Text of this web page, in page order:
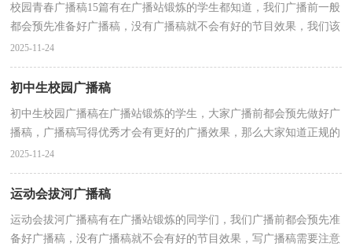
校园青春广播稿15篇有在广播站锻炼的学生都知道，我们广播前一般
都会预先准备好广播稿，没有广播稿就不会有好的节目效果，我们该
怎么去写广播稿呢？下面是小编整理的校园青春广播稿...
2025-11-24
初中生校园广播稿
初中生校园广播稿在广播站锻炼的学生，大家广播前都会预先做好广
播稿，广播稿写得优秀才会有更好的广播效果，那么大家知道正规的
广播稿怎么写吗？以下是小编精心整理的初中生校园广...
2025-11-24
运动会拔河广播稿
运动会拔河广播稿有在广播站锻炼的同学们，我们广播前都会预先准
备好广播稿，没有广播稿就不会有好的节目效果，写广播稿需要注意